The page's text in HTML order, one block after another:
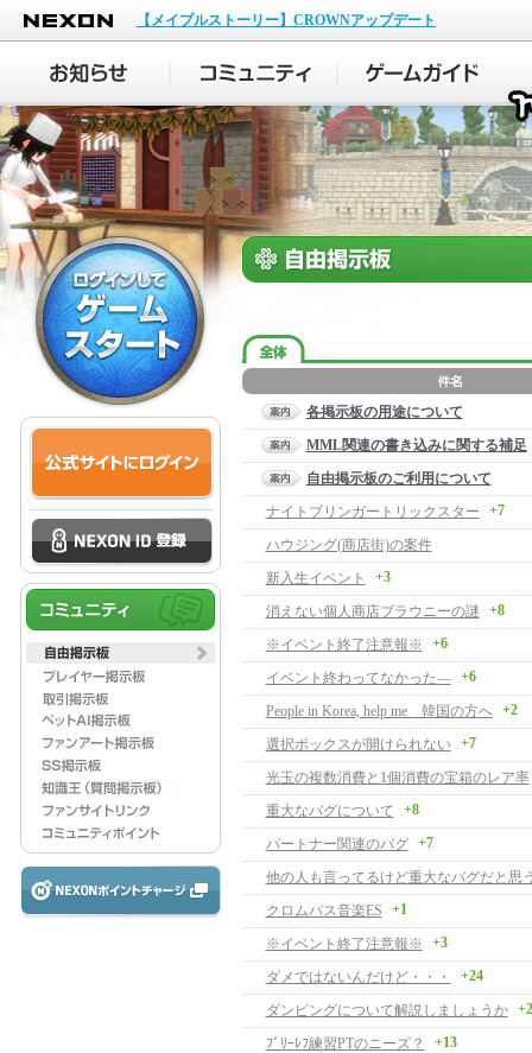
NEXON
【メイプルストーリー】CROWNアップデート
各掲示板の用途について
MML関連の書き込みに関する補足
自由掲示板のご利用について
ナイトブリンガートリックスター
+7
ハウジング(商店街)の案件
新入生イベント
+3
消えない個人商店ブラウニーの謎 +8
※イベント終了注意報※ +6
イベント終わってなかった― +6
People in Korea, help me 韓国の方へ +2
選択ボックスが開けられない +7
光玉の複数消費と1個消費の宝箱のレア率
重大なバグについて
+8
パートナー関連のバグ +7
他の人も言ってるけど重大なバグだと思
クロムバス音楽ES
+1
※イベント終了注意報※ +3
ダメではないんだけど・・・ +24
ダンピングについて解説しましょうか
ﾌﾞﾘｰﾚﾌ練習PTのニーズ？ +13